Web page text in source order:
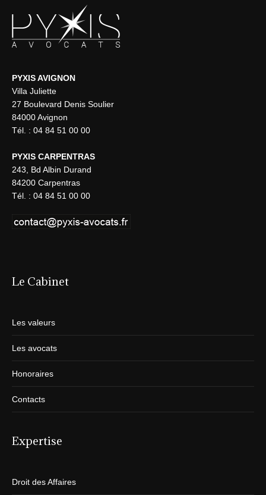
PYXIS AVIGNON
Villa Juliette
27 Boulevard Denis Soulier
84000 Avignon
Tél. : 04 84 51 00 00
PYXIS CARPENTRAS
243, Bd Albin Durand
84200 Carpentras
Tél. : 04 84 51 00 00
Le Cabinet
Les valeurs
Les avocats
Honoraires
Contacts
Expertise
Droit des Affaires